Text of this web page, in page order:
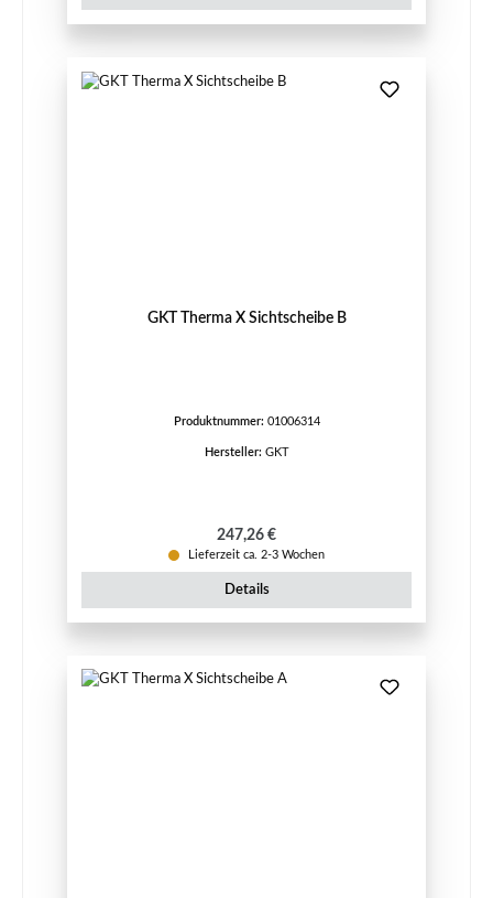
GKT Therma X Sichtscheibe B
Produktnummer: 01006314
Hersteller: GKT
Regulärer Preis:
247,26 €
Lieferzeit ca. 2-3 Wochen
Details